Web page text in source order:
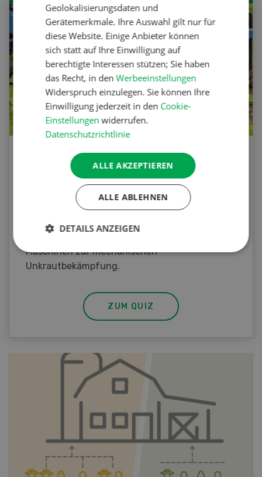
Agrar-Quiz: Mechanische
Unkrautbekämpfung
Testen Sie Ihr Wissen. Machen Sie mit am
Agrar-Quiz der UFA-Revue. Die Fragen
beziehen sich auf die Unkrautbekämpfung und
Maschinen zur mechanischen
Unkrautbekämpfung.
ZUM QUIZ
Geolokalisierungsdaten und
Gerätemerkmale. Ihre Auswahl gilt nur für
diese Website. Einige Anbieter können
sich statt auf Ihre Einwilligung auf
berechtigte Interessen stützen; Sie haben
das Recht, in denWerbeeinstellungen
Widerspruch einzulegen. Sie können Ihre
Einwilligung jederzeit in den Cookie-
Einstellungen widerrufen.
Datenschutzrichtlinie
ALLE AKZEPTIEREN
ALLE ABLEHNEN
DETAILS ANZEIGEN